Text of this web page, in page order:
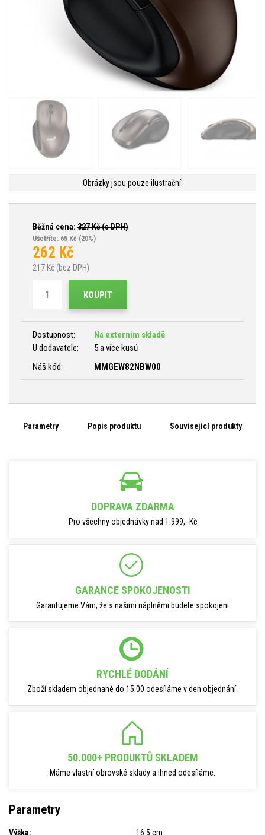
Obrázky jsou pouze ilustrační.
Běžná cena: 327Kč (s DPH)
Ušetříte: 65 Kč (20%)
262 Kč
217 Kč (bez DPH)
KOUPIT
Dostupnost:
Na externím skladě
U dodavatele:
5 a více kusů
Náš kód:
MMGEW82NBW00
Parametry Popis produktu Související produkty
DOPRAVA ZDARMA
Pro všechny objednávky nad 1.999,- Kč
GARANCE SPOKOJENOSTI
Garantujeme Vám, že s našimi náplněmi budete spokojeni
RYCHLÉ DODÁNÍ
Zboží skladem objednané do 15:00 odesíláme v den objednání.
50.000+ PRODUKTŮ SKLADEM
Máme vlastní obrovské sklady a ihned odesíláme.
Parametry
Výška: 16.5 cm